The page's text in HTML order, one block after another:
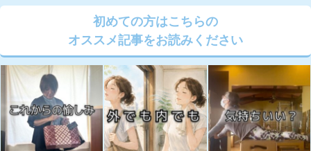
初めての方はこちらの
オススメ記事をお読みください